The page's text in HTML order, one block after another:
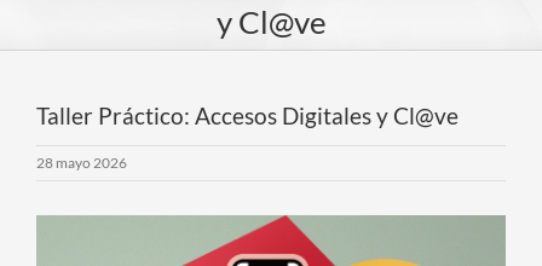
y Cl@ve
Taller Práctico: Accesos Digitales y Cl@ve
28 mayo 2026